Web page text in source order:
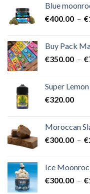
Blue
€400.00 – €
Buy Pack
€350.00 – €
Super
€320.00
Moroccan
€300.00 – €
Ice
€300.00 – €